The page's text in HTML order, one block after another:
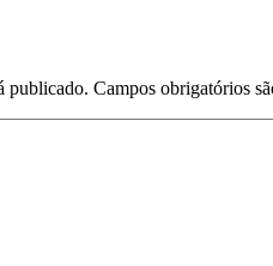
publicado. Campos obrigatórios